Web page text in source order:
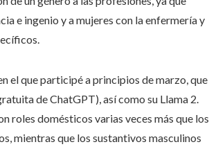
e ingenio y a mujeres con la enfermería y
el que participé a principios de marzo, que
de ChatGPT), así como su Llama 2.
roles domésticos varias veces más que los
mientras que los sustantivos masculinos